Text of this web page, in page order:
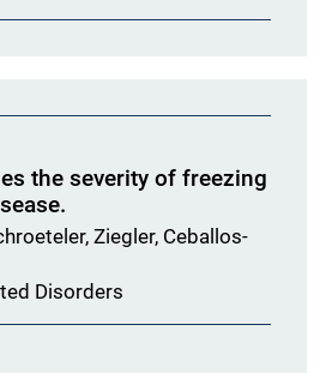
the severity of freezing
Ziegler, Ceballos-
Disorders